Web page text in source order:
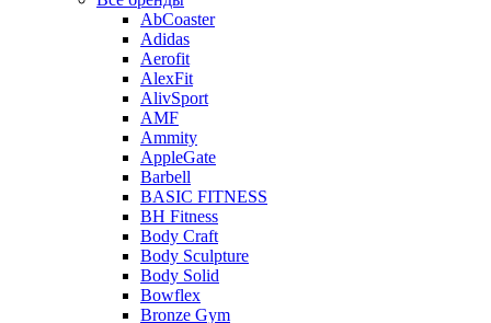
AbCoaster
Adidas
Aerofit
AlexFit
AlivSport
AMF
Ammity
AppleGate
Barbell
BASIC FITNESS
BH Fitness
Body Craft
Body Sculpture
Body Solid
Bowflex
Bronze Gym